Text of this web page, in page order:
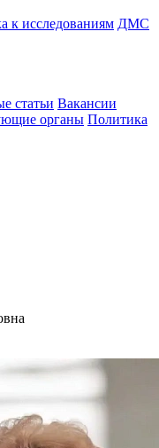
к исследованиям ДМС
статьи Вакансии
органы Политика